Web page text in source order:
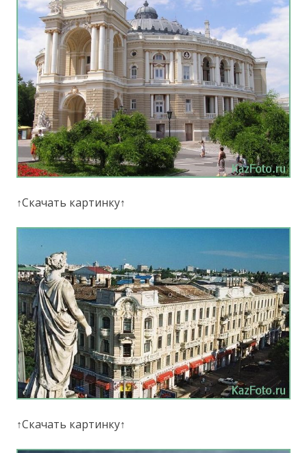
↑Скачать картинку↑
↑Скачать картинку↑